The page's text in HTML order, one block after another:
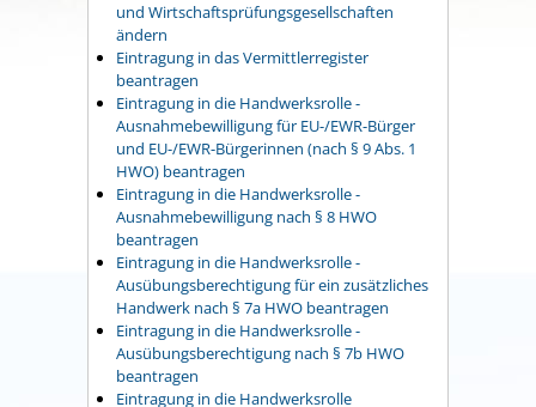
und Wirtschaftsprüfungsgesellschaften
ändern
Eintragung in das Vermittlerregister
beantragen
Eintragung in die Handwerksrolle -
Ausnahmebewilligung für EU-/EWR-Bürger
und EU-/EWR-Bürgerinnen (nach § 9 Abs. 1
HWO) beantragen
Eintragung in die Handwerksrolle -
Ausnahmebewilligung nach § 8 HWO
beantragen
Eintragung in die Handwerksrolle -
Ausübungsberechtigung für ein zusätzliches
Handwerk nach § 7a HWO beantragen
Eintragung in die Handwerksrolle -
Ausübungsberechtigung nach § 7b HWO
beantragen
Eintragung in die Handwerksrolle